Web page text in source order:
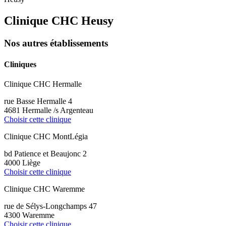
Clinique CHC Heusy
Nos autres établissements
Cliniques
Clinique CHC Hermalle
rue Basse Hermalle 4
4681 Hermalle /s Argenteau
Choisir cette clinique
Clinique CHC MontLégia
bd Patience et Beaujonc 2
4000 Liège
Choisir cette clinique
Clinique CHC Waremme
rue de Sélys-Longchamps 47
4300 Waremme
Choisir cette clinique